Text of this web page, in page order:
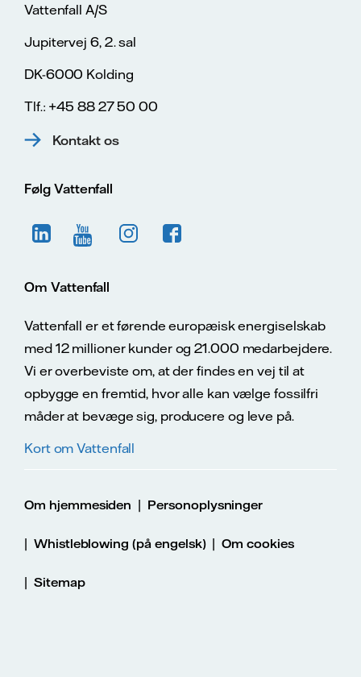
Vattenfall A/S
Jupitervej 6, 2. sal
DK-6000 Kolding
Tlf.: +45 88 27 50 00
Kontakt os
Følg Vattenfall
Om Vattenfall
Vattenfall er et førende europæisk energiselskab
med 12 millioner kunder og 21.000 medarbejdere.
Vi er overbeviste om, at der findes en vej til at
opbygge en fremtid, hvor alle kan vælge fossilfri
måder at bevæge sig, producere og leve på.
Kort om Vattenfall
Om hjemmesiden | Personoplysninger
| Whistleblowing (på engelsk)|Om cookies
| Sitemap